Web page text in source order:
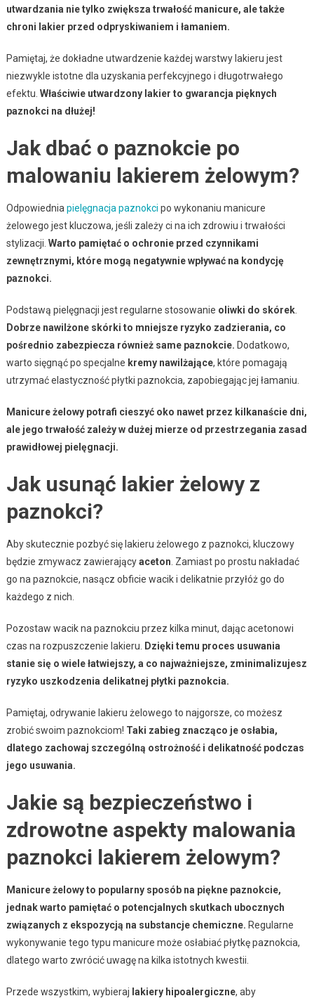
utwardzania nie tylko zwiększa trwałość manicure, ale także
chroni lakier przed odpryskiwaniem i łamaniem.
Pamiętaj, że dokładne utwardzenie każdej warstwy lakieru jest
niezwykle istotne dla uzyskania perfekcyjnego i długotrwałego
efektu. Właściwie utwardzony lakier to gwarancja pięknych
paznokci na dłużej!
Jak dbać o paznokcie po
malowaniu lakierem żelowym?
Odpowiednia pielęgnacja paznokci po wykonaniu manicure
żelowego jest kluczowa, jeśli zależy ci na ich zdrowiu i trwałości
stylizacji. Warto pamiętać o ochronie przed czynnikami
zewnętrznymi, które mogą negatywnie wpływać na kondycję
paznokci.
Podstawą pielęgnacji jest regularne stosowanie oliwki do skórek.
Dobrze nawilżone skórki to mniejsze ryzyko zadzierania, co
pośrednio zabezpiecza również same paznokcie. Dodatkowo,
warto sięgnąć po specjalne kremy nawilżające, które pomagają
utrzymać elastyczność płytki paznokcia, zapobiegając jej łamaniu.
Manicure żelowy potrafi cieszyć oko nawet przez kilkanaście dni,
ale jego trwałość zależy w dużej mierze od przestrzegania zasad
prawidłowej pielęgnacji.
Jak usunąć lakier żelowy z
paznokci?
Aby skutecznie pozbyć się lakieru żelowego z paznokci, kluczowy
będzie zmywacz zawierającyaceton . Zamiast po prostu nakładać
go na paznokcie, nasącz obficie wacik i delikatnie przyłóż go do
każdego z nich.
Pozostaw wacik na paznokciu przez kilka minut, dając acetonowi
czas na rozpuszczenie lakieru.
Dzięki temu proces usuwania
stanie się o wiele łatwiejszy, a co najważniejsze, zminimalizujesz
ryzyko uszkodzenia delikatnej płytki paznokcia.
Pamiętaj, odrywanie lakieru żelowego to najgorsze, co możesz
zrobić swoim paznokciom! Taki zabieg znacząco je osłabia,
dlatego zachowaj szczególną ostrożność i delikatność podczas
jego usuwania.
Jakie są bezpieczeństwo i
zdrowotne aspekty malowania
paznokci lakierem żelowym?
Manicure żelowy to popularny sposób na piękne paznokcie,
jednak warto pamiętać o potencjalnych skutkach ubocznych
związanych z ekspozycją na substancje chemiczne. Regularne
wykonywanie tego typu manicure może osłabiać płytkę paznokcia,
dlatego warto zwrócić uwagę na kilka istotnych kwestii.
Przede wszystkim, wybieraj lakiery hipoalergiczne, aby